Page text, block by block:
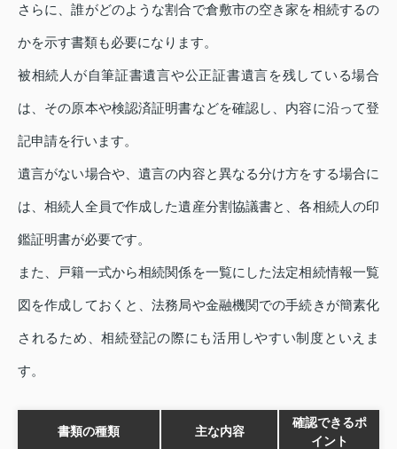
さらに、誰がどのような割合で倉敷市の空き家を相続するの
かを示す書類も必要になります。
被相続人が自筆証書遺言や公正証書遺言を残している場合
は、その原本や検認済証明書などを確認し、内容に沿って登
記申請を行います。
遺言がない場合や、遺言の内容と異なる分け方をする場合に
は、相続人全員で作成した遺産分割協議書と、各相続人の印
鑑証明書が必要です。
また、戸籍一式から相続関係を一覧にした法定相続情報一覧
図を作成しておくと、法務局や金融機関での手続きが簡素化
されるため、相続登記の際にも活用しやすい制度といえま
す。
書類の種類 主な内容
確認できるポ
イント